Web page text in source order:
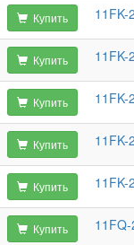
Купить 11FK-
Купить 11FK-
Купить 11FK-
Купить 11FK-
Купить 11FK-
Купить